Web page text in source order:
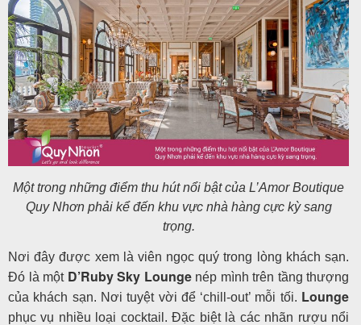
Một trong những điểm thu hút nổi bật của L’Amor Boutique
Quy Nhơn phải kể đến khu vực nhà hàng cực kỳ sang
trọng.
Nơi đây được xem là viên ngọc quý trong lòng khách sạn.
Đó là một D’Ruby Sky Loungenép mình trên tầng thượng
của khách sạn. Nơi tuyệt vời để ‘chill-out’ mỗi tối. Lounge
phục vụ nhiều loại cocktail. Đặc biệt là các nhãn rượu nổi